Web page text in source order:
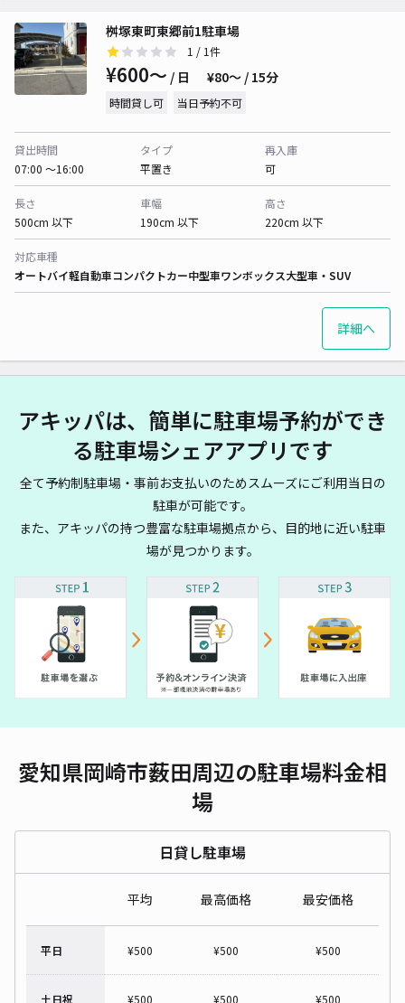
桝塚東町東郷前1駐車場
1 / 1件
¥600〜 / 日 ¥80〜 / 15分
時間貸し可 当日予約不可
貸出時間
07:00 〜16:00
タイプ
平置き
再入庫
可
長さ
500cm 以下
車幅
190cm 以下
高さ
220cm 以下
対応車種
オートバイ軽自動車コンパクトカー中型車ワンボックス大型車・SUV
詳細へ
アキッパは、簡単に駐車場予約ができ
る駐車場シェアアプリです
全て予約制駐車場・事前お支払いのためスムーズにご利用当日の
駐車が可能です。
また、アキッパの持つ豊富な駐車場拠点から、目的地に近い駐車
場が見つかります。
愛知県岡崎市薮田周辺の駐車場料金相
場
日貸し駐車場
平均 最高価格 最安価格
平日 ¥500 ¥500 ¥500
土日祝 ¥500 ¥500 ¥500